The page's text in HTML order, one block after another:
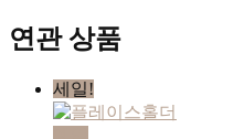
전
+목
까
지
연관 상품
세일!